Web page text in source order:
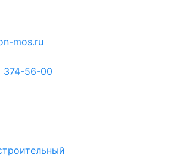
mos.ru
374-56-00